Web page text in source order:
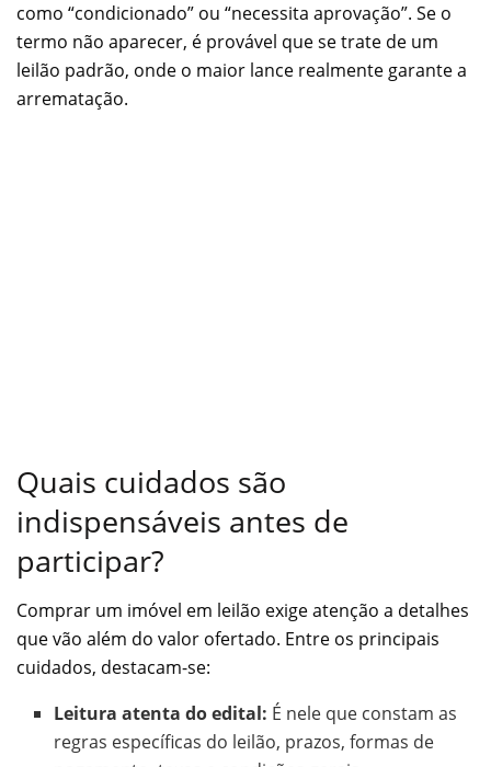
como “condicionado” ou “necessita aprovação”. Se o
termo não aparecer, é provável que se trate de um
leilão padrão, onde o maior lance realmente garante a
arrematação.
Quais cuidados são
indispensáveis antes de
participar?
Comprar um imóvel em leilão exige atenção a detalhes
que vão além do valor ofertado. Entre os principais
cuidados, destacam-se:
Leitura atenta do edital: É nele que constam as
regras específicas do leilão, prazos, formas de